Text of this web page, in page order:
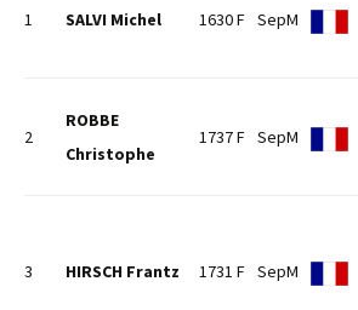
1 SALVI Michel 1630 F SepM
2
ROBBE
Christophe
1737 F SepM
3 HIRSCH Frantz 1731 F SepM